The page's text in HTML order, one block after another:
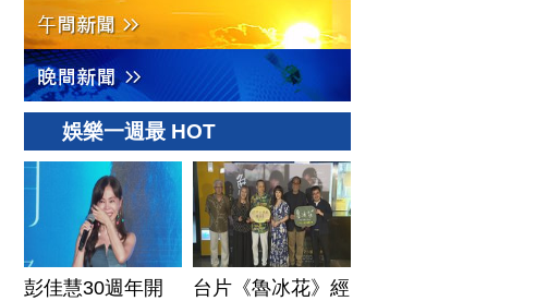
娛樂一週最 HOT
彭佳慧30週年開
台片《魯冰花》經